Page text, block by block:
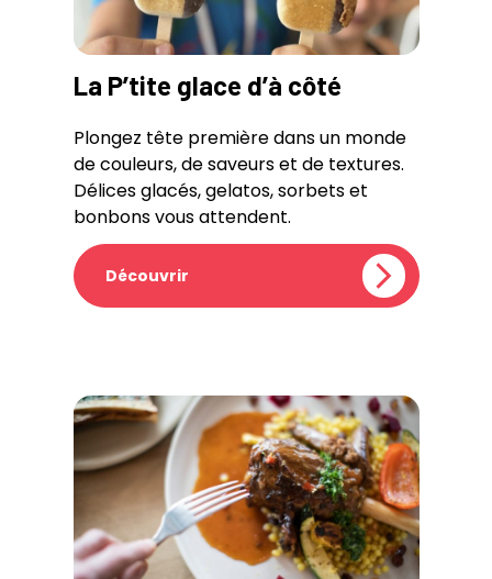
La P’tite glace d’à côté
Plongez tête première dans un monde
de couleurs, de saveurs et de textures.
Délices glacés, gelatos, sorbets et
bonbons vous attendent.
Découvrir